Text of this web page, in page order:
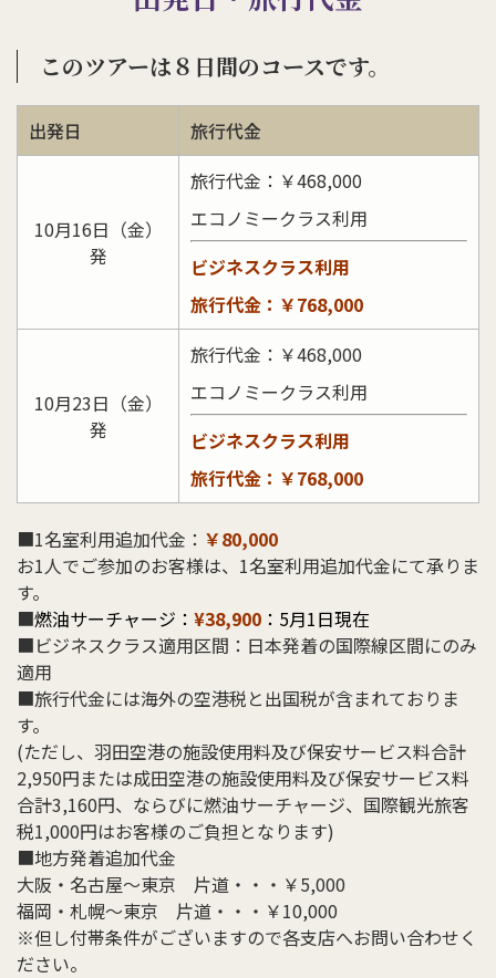
このツアーは８日間のコースです。
出発日 旅行代金
10月16日（金）
発
旅行代金：￥468,000
エコノミークラス利用
ビジネスクラス利用
旅行代金：￥768,000
10月23日（金）
発
旅行代金：￥468,000
エコノミークラス利用
ビジネスクラス利用
旅行代金：￥768,000
■1名室利用追加代金： ￥80,000
お1人でご参加のお客様は、1名室利用追加代金にて承りま
す。
■燃油サーチャージ： ¥38,900 ：5月1日現在
■ビジネスクラス適用区間：日本発着の国際線区間にのみ
適用
■旅行代金には海外の空港税と出国税が含まれておりま
す。
(ただし、羽田空港の施設使用料及び保安サービス料合計
2,950円または成田空港の施設使用料及び保安サービス料
合計3,160円、ならびに燃油サーチャージ、国際観光旅客
税1,000円はお客様のご負担となります)
■地方発着追加代金
大阪・名古屋〜東京 片道・・・￥5,000
福岡・札幌〜東京 片道・・・￥10,000
※但し付帯条件がございますので各支店へお問い合わせく
ださい。